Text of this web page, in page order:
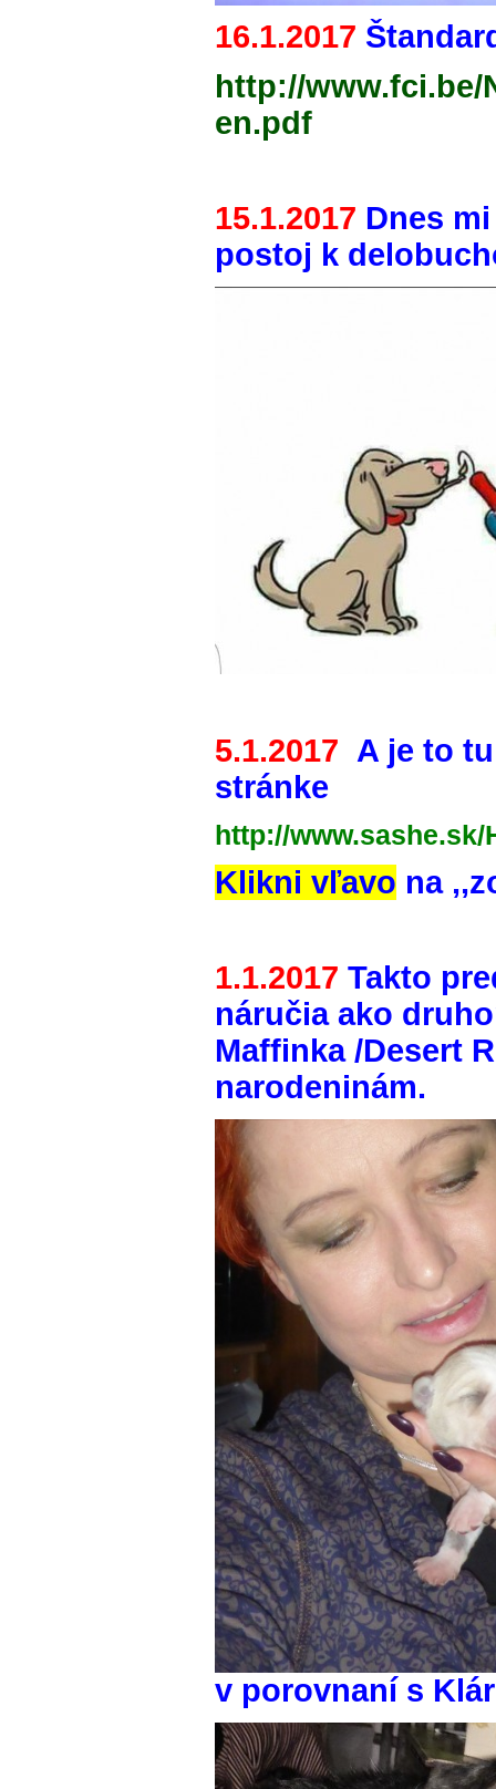
16.1.2017
http://www.fci.be/
en.pdf
15.1.2017 Dnes
postoj k
5.1.2017 A je to
stránke
http://
Klikni vľavo na
1.1.2017 Takto
náručia ako
Maffinka /Desert
narodeninám.
v porovnaní s